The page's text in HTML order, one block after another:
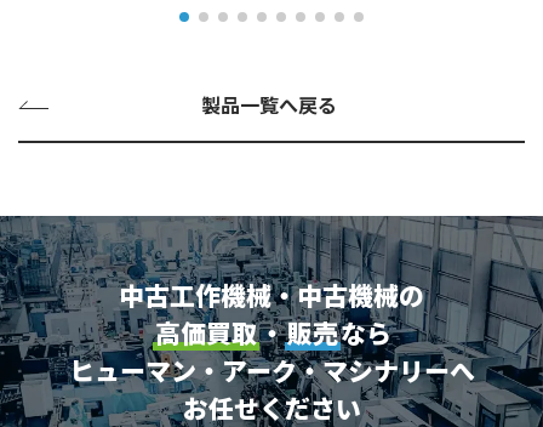
製品一覧へ戻る
中古工作機械・中古機械の
高価買取・販売なら
ヒューマン・アーク・マシナリーへ
お任せください